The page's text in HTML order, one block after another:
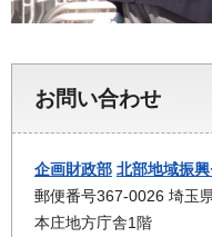
お問い合わせ
企画財政部 北部地域振
郵便番号367-0026 埼玉
本庄地方庁舎1階